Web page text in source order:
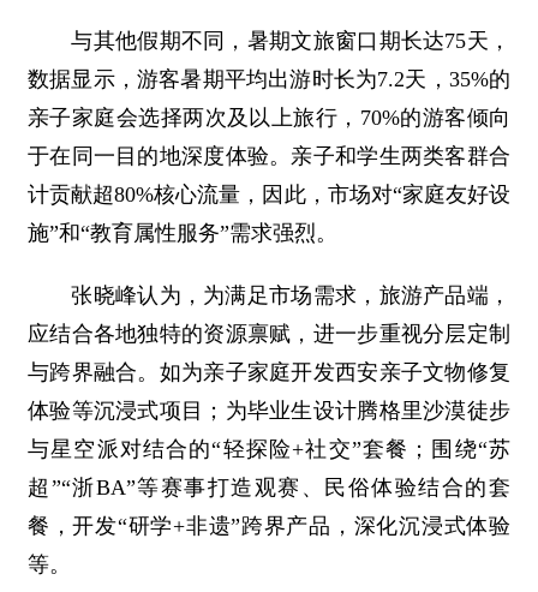
与其他假期不同，暑期文旅窗口期长达75天，
数据显示，游客暑期平均出游时长为7.2天，35%的
亲子家庭会选择两次及以上旅行，70%的游客倾向
于在同一目的地深度体验。亲子和学生两类客群合
计贡献超80%核心流量，因此，市场对“家庭友好设
施”和“教育属性服务”需求强烈。
张晓峰认为，为满足市场需求，旅游产品端，
应结合各地独特的资源禀赋，进一步重视分层定制
与跨界融合。如为亲子家庭开发西安亲子文物修复
体验等沉浸式项目；为毕业生设计腾格里沙漠徒步
与星空派对结合的“轻探险+社交”套餐；围绕“苏
超”“浙BA”等赛事打造观赛、民俗体验结合的套
餐，开发“研学+非遗”跨界产品，深化沉浸式体验
等。